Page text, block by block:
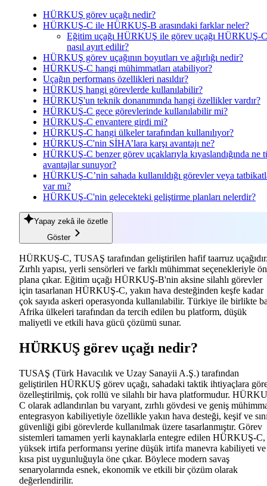
HÜRKUŞ görev uçağı nedir?
HÜRKUŞ-C ile HÜRKUŞ-B arasındaki farklar neler?
Eğitim uçağı HÜRKUŞ ile görev uçağı HÜRKUŞ-C
nasıl ayırt edilir?
HÜRKUŞ görev uçağının boyutları ve ağırlığı nedir?
HÜRKUŞ-C hangi mühimmatları atabiliyor?
Uçağın performans özellikleri nasıldır?
HÜRKUŞ hangi görevlerde kullanılabilir?
HÜRKUŞ'un teknik donanımında hangi özellikler vardır?
HÜRKUŞ-C gece görevlerinde kullanılabilir mi?
HÜRKUŞ-C envantere girdi mi?
HÜRKUŞ-C hangi ülkeler tarafından kullanılıyor?
HÜRKUŞ-C'nin SİHA’lara karşı avantajı ne?
HÜRKUŞ-C benzer görev uçaklarıyla kıyaslandığında ne
avantajlar sunuyor?
HÜRKUŞ-C’nin sahada kullanıldığı görevler veya
var mı?
HÜRKUŞ-C'nin gelecekteki geliştirme planları nelerdir?
Yapay zekâ ile özetle
Göster
HÜRKUŞ-C, TUSAŞ tarafından geliştirilen hafif taarruz
Zırhlı yapısı, yerli sensörleri ve farklı mühimmat seçenekleriyle ön
plana çıkar. Eğitim uçağı HÜRKUŞ-B'nin aksine silahlı görevler
için tasarlanan HÜRKUŞ-C, yakın hava desteğinden keşfe kadar
çok sayıda askeri operasyonda kullanılabilir. Türkiye ile birlikte
Afrika ülkeleri tarafından da tercih edilen bu platform, düşük
maliyetli ve etkili hava gücü çözümü sunar.
HÜRKUŞ görev uçağı nedir?
TUSAŞ (Türk Havacılık ve Uzay Sanayii A.Ş.) tarafından
geliştirilen HÜRKUŞ görev uçağı, sahadaki taktik ihtiyaçlara
özelleştirilmiş, çok rollü ve silahlı bir hava platformudur.
C olarak adlandırılan bu varyant, zırhlı gövdesi ve geniş
entegrasyon kabiliyetiyle özellikle yakın hava desteği, keşif ve
güvenliği gibi görevlerde kullanılmak üzere tasarlanmıştır. Görev
sistemleri tamamen yerli kaynaklarla entegre edilen HÜRKUŞ-C,
yüksek irtifa performansı yerine düşük irtifa manevra kabiliyeti ve
kısa pist uygunluğuyla öne çıkar. Böylece modern savaş
senaryolarında esnek, ekonomik ve etkili bir çözüm olarak
değerlendirilir.